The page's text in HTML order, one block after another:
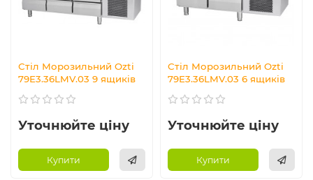
Стіл Морозильний Ozti
79E3.36LMV.03 9 ящиків
Уточнюйте ціну
Купити
Стіл Морозильний Ozti
79E3.36LMV.03 6 ящиків
Уточнюйте ціну
Купити